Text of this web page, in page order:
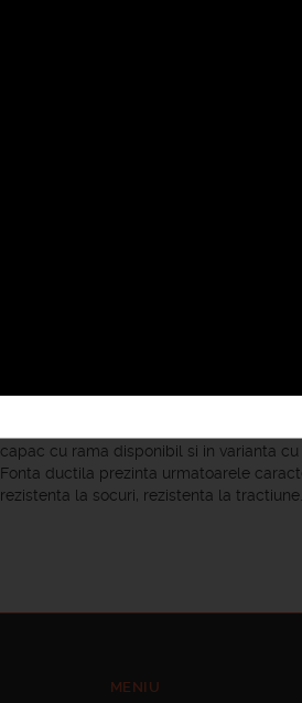
CLASA B-125 .Rezista pana la 12.5
capac cu rama disponibil si in varianta cu
Fonta ductila prezinta urmatoarele
rezistenta la socuri, rezistenta la tractiune.
MENIU